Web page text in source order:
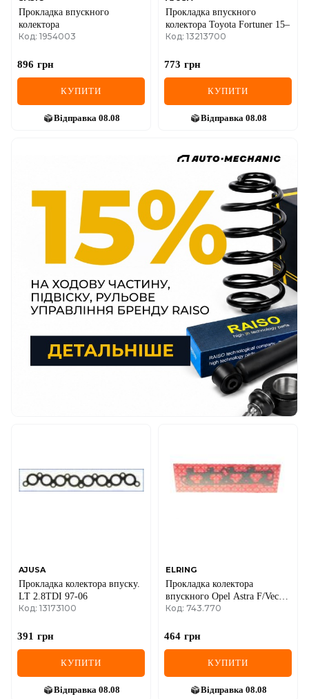
Прокладка впускного
колектора
Код: 1954003
896 грн
КУПИТИ
Відправка 08.08
Прокладка впускного
колектора Toyota Fortuner 15–
Код: 13213700
773 грн
КУПИТИ
Відправка 08.08
AJUSA
Прокладка колектора впуску.
LT 2.8TDI 97-06
Код: 13173100
391 грн
КУПИТИ
Відправка 08.08
ELRING
Прокладка колектора
впускного Opel Astra F/Vectra
B 1.4/1.6 16V 94-02
Код: 743.770
464 грн
КУПИТИ
Відправка 08.08